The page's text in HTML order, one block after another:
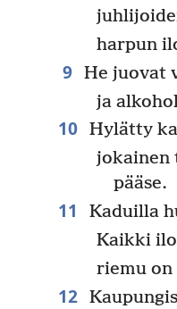
harpun
9 He juovat
ja
10 Hylätty
jokainen
pääse.
11
Kaduilla
Kaikki
riemu on
12